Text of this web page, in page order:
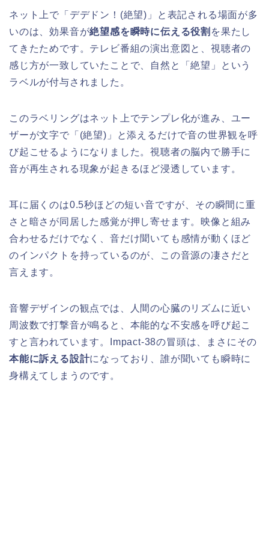
ネット上で「デデドン！(絶望)」と表記される場面が多
いのは、効果音が絶望感を瞬時に伝える役割 を果たし
てきたためです。テレビ番組の演出意図と、視聴者の
感じ方が一致していたことで、自然と「絶望」という
ラベルが付与されました。
このラベリングはネット上でテンプレ化が進み、ユー
ザーが文字で「(絶望)」と添えるだけで音の世界観を呼
び起こせるようになりました。視聴者の脳内で勝手に
音が再生される現象が起きるほど浸透しています。
耳に届くのは0.5秒ほどの短い音ですが、その瞬間に重
さと暗さが同居した感覚が押し寄せます。映像と組み
合わせるだけでなく、音だけ聞いても感情が動くほど
のインパクトを持っているのが、この音源の凄さだと
言えます。
音響デザインの観点では、人間の心臓のリズムに近い
周波数で打撃音が鳴ると、本能的な不安感を呼び起こ
すと言われています。Impact-38の冒頭は、まさにその
本能に訴える設計になっており、誰が聞いても瞬時に
身構えてしまうのです。